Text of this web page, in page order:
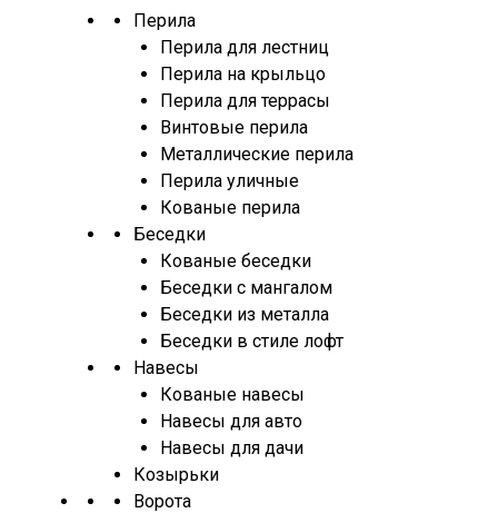
Перила
Перила для лестниц
Перила на крыльцо
Перила для террасы
Винтовые перила
Металлические перила
Перила уличные
Кованые перила
Беседки
Кованые беседки
Беседки с мангалом
Беседки из металла
Беседки в стиле лофт
Навесы
Кованые навесы
Навесы для авто
Навесы для дачи
Козырьки
Ворота